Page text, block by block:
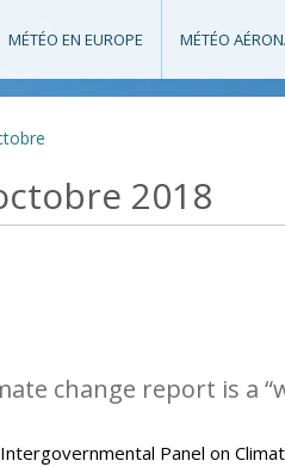
MÉTÉO EN EUROPE MÉTÉO
2018
change report is a
Panel on